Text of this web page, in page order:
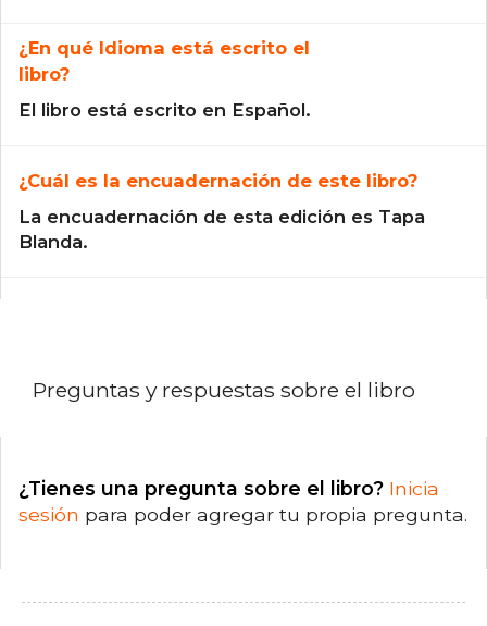
¿En qué Idioma está escrito el
libro?
El libro está escrito en Español.
¿Cuál es la encuadernación de este libro?
La encuadernación de esta edición es Tapa
Blanda.
Preguntas y respuestas sobre el libro
¿Tienes una pregunta sobre el libro? Inicia
sesión para poder agregar tu propia pregunta.